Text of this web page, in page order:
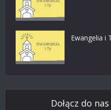
Ewangelia i
Dołącz do